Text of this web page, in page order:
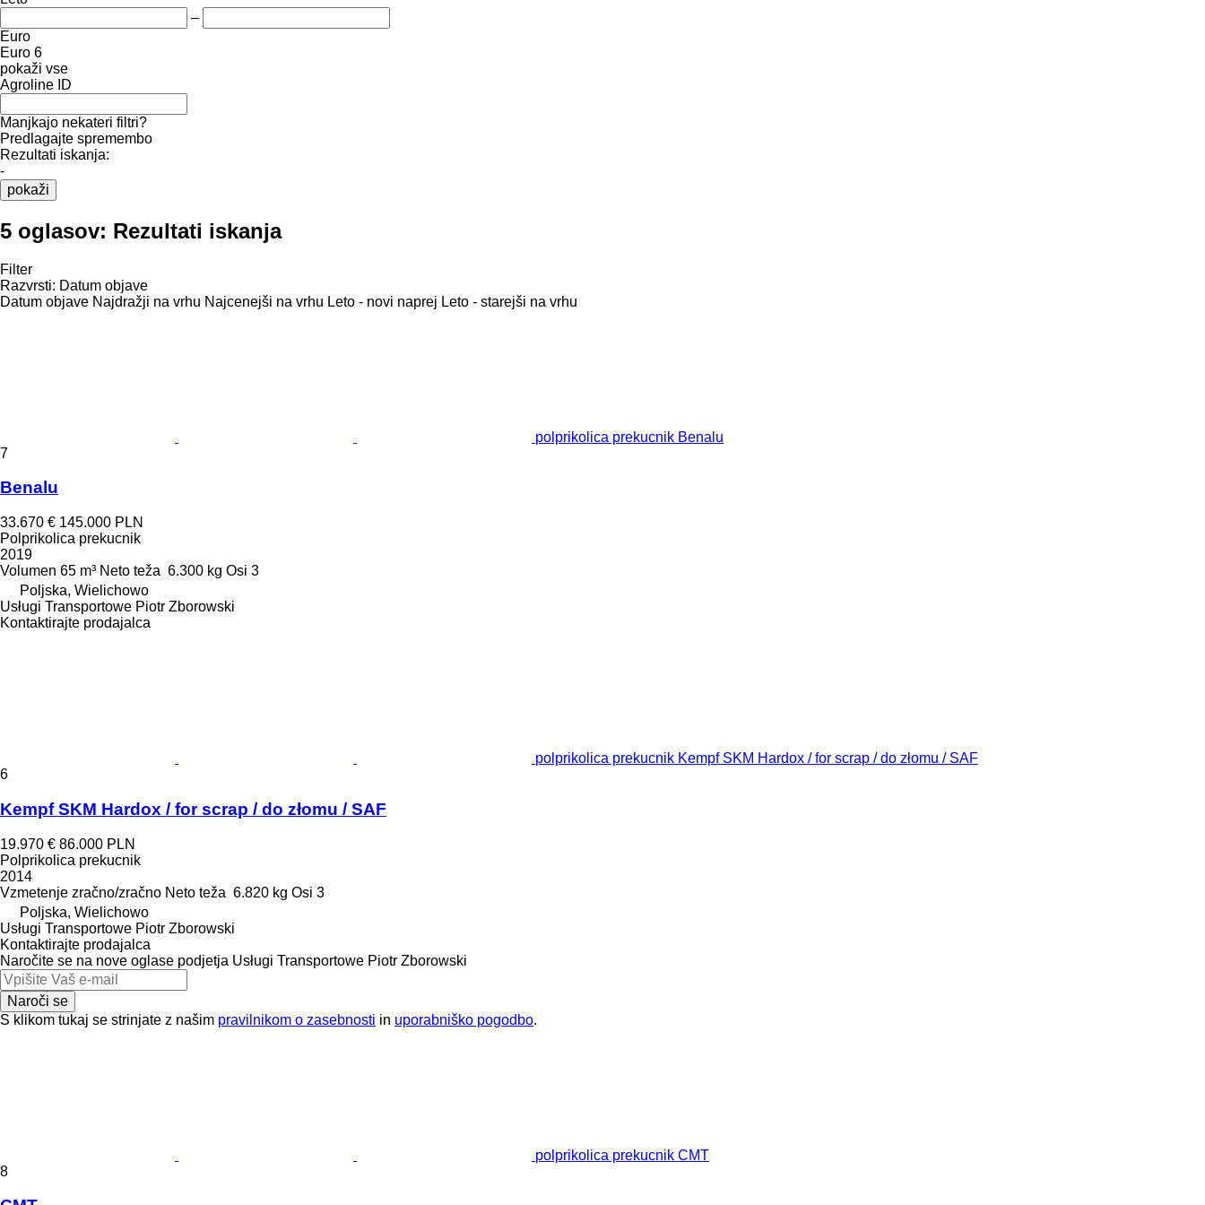
–
Euro
Euro 6
pokaži vse
Agroline ID
Manjkajo nekateri filtri?
Predlagajte spremembo
Rezultati iskanja:
-
pokaži
5 oglasov: Rezultati iskanja
Filter
Razvrsti: Datum objave
Datum objave Najdražji na vrhu Najcenejši na vrhu Leto - novi naprej Leto - starejši na vrhu
polprikolica prekucnik Benalu
7
Benalu
33.670 € 145.000 PLN
Polprikolica prekucnik
2019
Volumen 65 m³ Neto teža 6.300 kg Osi 3
Poljska, Wielichowo
Usługi Transportowe Piotr Zborowski
Kontaktirajte prodajalca
polprikolica prekucnik Kempf SKM Hardox / for scrap / do złomu / SAF
6
Kempf SKM Hardox / for scrap / do złomu / SAF
19.970 € 86.000 PLN
Polprikolica prekucnik
2014
Vzmetenje zračno/zračno Neto teža 6.820 kg Osi 3
Poljska, Wielichowo
Usługi Transportowe Piotr Zborowski
Kontaktirajte prodajalca
Naročite se na nove oglase podjetja Usługi Transportowe Piotr Zborowski
Naroči se
S klikom tukaj se strinjate z našim pravilnikom o zasebnosti in uporabniško pogodbo.
polprikolica prekucnik CMT
8